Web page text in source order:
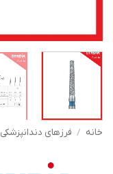
خانه / فرزهای دندانپزشکی